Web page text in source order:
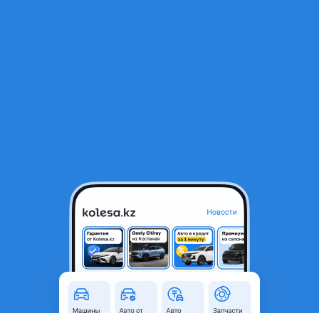
Mitsubishi Lancer 2007 года
Ежемесячный платёж